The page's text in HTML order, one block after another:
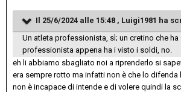
Il 25/6/2024 alle 15:48 , Luigi1981 ha
Un atleta professionista, sì; un cretino che
professionista appena ha i visto i soldi, no.
eh li abbiamo sbagliato noi a riprenderlo si
era sempre rotto ma infatti non è che lo difenda
non è incapace di intende e di volere quindi la